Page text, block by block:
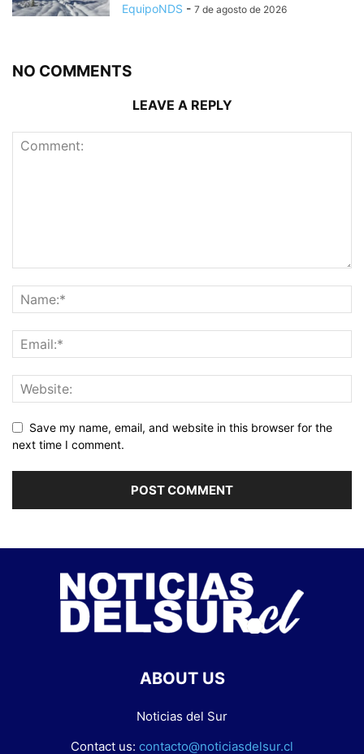
EquipoNDS - 7 de agosto de 2026
NO COMMENTS
LEAVE A REPLY
Save my name, email, and website in this browser for the
next time I comment.
ABOUT US
Noticias del Sur
Contact us: contacto@noticiasdelsur.cl